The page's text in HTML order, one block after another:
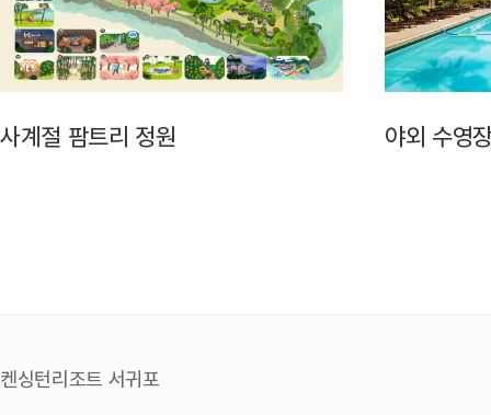
사계절 팜트리 정원 야외 수영
켄싱턴리조트 서귀포